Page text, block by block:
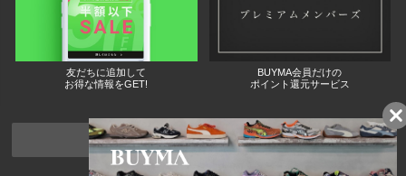
友だちに追加して
お得な情報をGET!
BUYMA会員だけの
ポイント還元サービス
ページトップへ